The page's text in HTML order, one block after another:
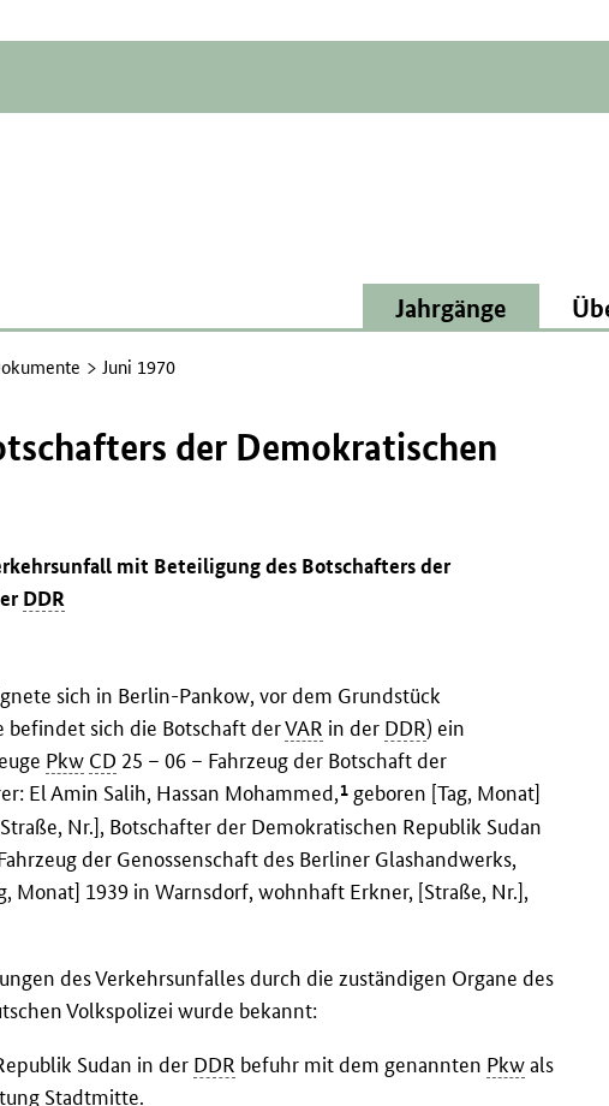
Jahrgänge
Juni 1970
der Demokratischen
mit Beteiligung des Botschafters der
DDR
sich in Berlin-Pankow, vor dem Grundstück
befindet sich die Botschaft derVAR in der DDR) ein
Pkw CD 25 – 06 – Fahrzeug der Botschaft der
El Amin Salih, Hassan Mohammed,1 geboren [Tag, Monat]
Nr.], Botschafter der Demokratischen Republik Sudan
der Genossenschaft des Berliner Glashandwerks,
Monat] 1939 in Warnsdorf, wohnhaft Erkner, [Straße, Nr.],
des Verkehrsunfalles durch die zuständigen Organe des
Volkspolizei wurde bekannt:
Sudan in der DDR befuhr mit dem genannten Pkwals
Stadtmitte.